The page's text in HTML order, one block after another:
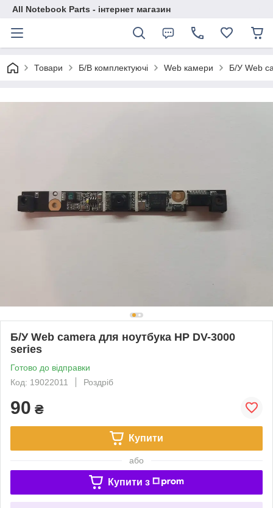
All Notebook Parts - інтернет магазин
Товари Б/В комплектуючі Web камери Б/У Web
Б/У Web camera для ноутбука HP DV-3000
series
Готово до відправки
Код: 19022011
Роздріб
90 ₴
Купити
або
Купити з